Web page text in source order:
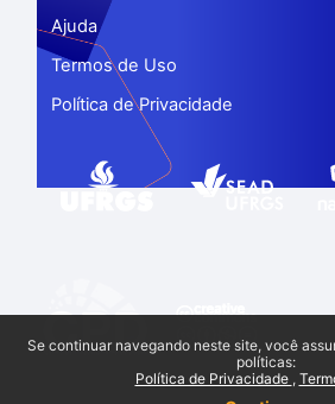
Se continuar navegando neste site, você
políticas:
Política de Privacidade
Ajuda
Termos de Uso
Política de Privacidade